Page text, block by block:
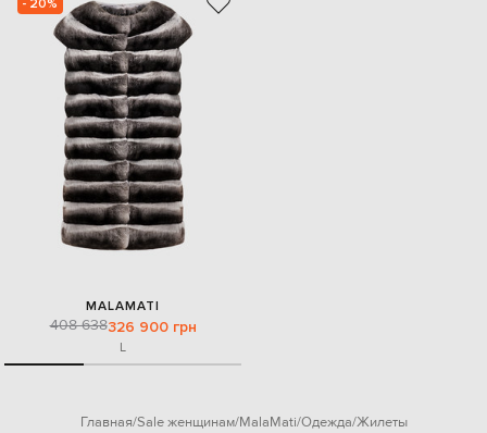
- 20%
MALAMATI
408 638326 900 грн
L
Главная Sale женщинам MalaMati Одежда Жилеты